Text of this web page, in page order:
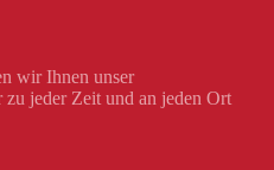
wir Ihnen unser
jeder Zeit und an jeden Ort